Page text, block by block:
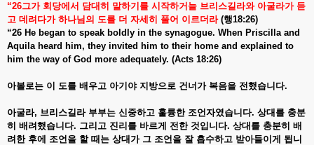
“26그가 회당에서 담대히 말하기를 시작하거늘 브리스길라와 아굴라가 듣
고 데려다가 하나님의 도를 더 자세히 풀어 이르더라 (행18:26)
“26 He began to speak boldly in the synagogue. When Priscilla and
Aquila heard him, they invited him to their home and explained to
him the way of God more adequately. (Acts 18:26)
아볼로는 이 도를 배우고 아기야 지방으로 건너가 복음을 전했습니다.
아굴라, 브리스길라 부부는 신중하고 훌륭한 조언자였습니다. 상대를 충분
히 배려했습니다. 그리고 진리를 바르게 전한 것입니다. 상대를 충분히 배
려한 후에 조언을 할 때는 상대가 그 조언을 잘 흡수하고 받아들이게 됩니